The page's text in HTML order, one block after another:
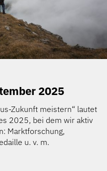
2025
Zukunft meistern“ lautet
2025, bei dem wir aktiv
Marktforschung,
u. v. m.